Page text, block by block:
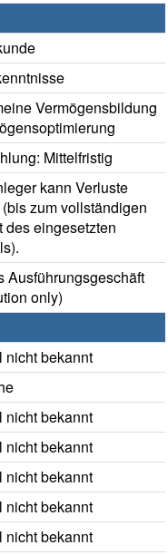
Vermögensbildung
Mittelfristig
kann Verluste
zum vollständigen
des eingesetzten
Ausführungsgeschäft
only)
nicht bekannt
nicht bekannt
nicht bekannt
nicht bekannt
nicht bekannt
nicht bekannt